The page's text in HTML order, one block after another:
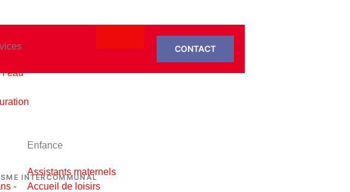
-
Enfance
Assistants maternels
Accueil de loisirs
CONTACT
INTERCOMMUNAL